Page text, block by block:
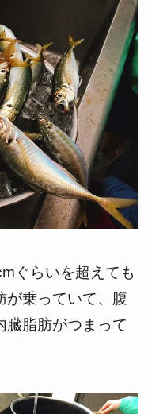
ぐらいを超えても
が乗っていて、腹
臓脂肪がつまって